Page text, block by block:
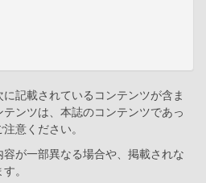
記載されているコンテンツが含ま
ンツは、本誌のコンテンツであっ
意ください。
が一部異なる場合や、掲載されな
。